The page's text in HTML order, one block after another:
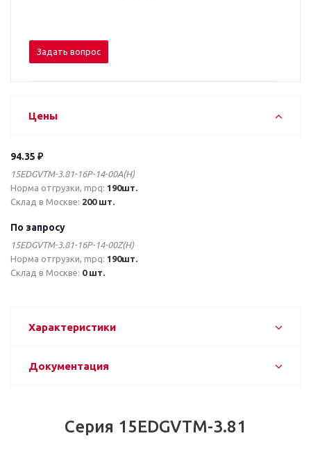
Задать вопрос
Цены
94.35 ₽
15EDGVTM-3.81-16P-14-00A(H)
Норма отгрузки, mpq: 190шт.
Склад в Москве: 200 шт.
По запросу
15EDGVTM-3.81-16P-14-00Z(H)
Норма отгрузки, mpq: 190шт.
Склад в Москве: 0 шт.
Характеристики
Документация
Серия 15EDGVTM-3.81